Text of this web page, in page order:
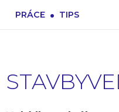
PRÁCE . TIPS